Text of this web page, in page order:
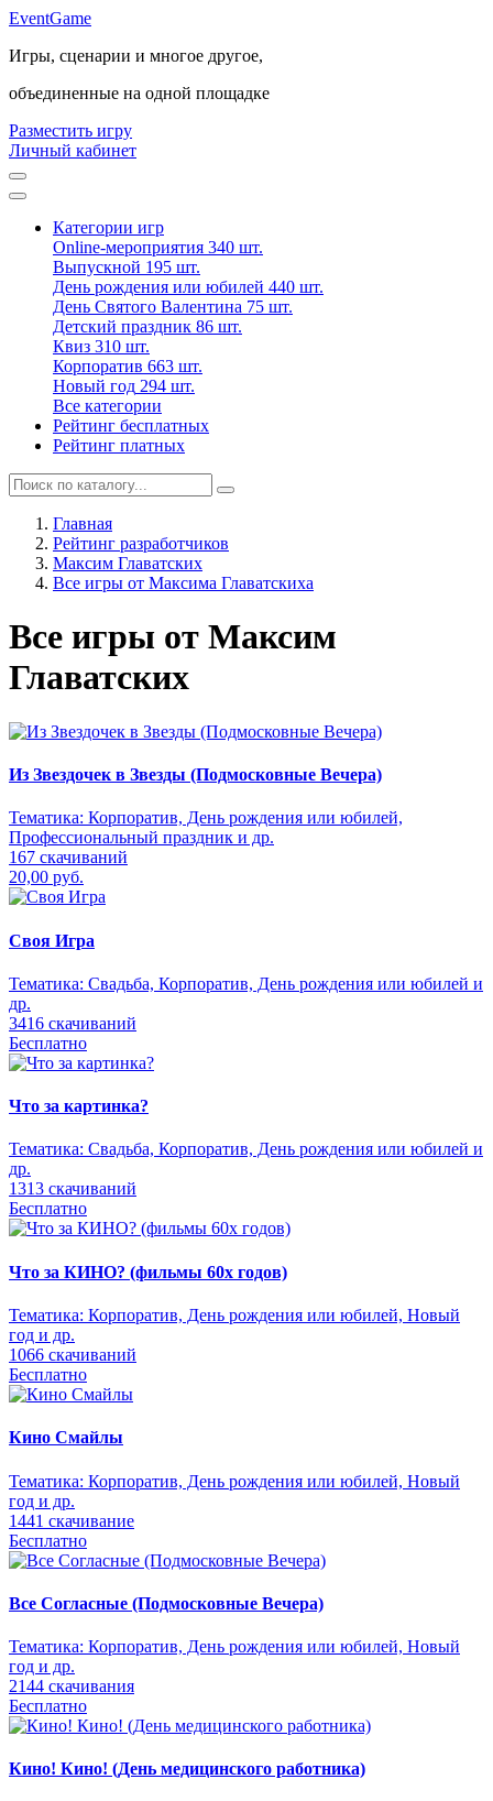
EventGame
Игры, сценарии и многое другое,
объединенные на одной площадке
Разместить игру
Личный кабинет
Категории игр
Online-мероприятия 340 шт.
Выпускной 195 шт.
День рождения или юбилей 440 шт.
День Святого Валентина 75 шт.
Детский праздник 86 шт.
Квиз 310 шт.
Корпоратив 663 шт.
Новый год 294 шт.
Все категории
Рейтинг бесплатных
Рейтинг платных
Главная
Рейтинг разработчиков
Максим Главатских
Все игры от Максима Главатскиха
Все игры от Максим
Главатских
Из Звездочек в Звезды (Подмосковные Вечера)
Тематика: Корпоратив, День рождения или юбилей,
Профессиональный праздник и др.
167 скачиваний
20,00 руб.
Своя Игра
Тематика: Свадьба, Корпоратив, День рождения или юбилей и
др.
3416 скачиваний
Бесплатно
Что за картинка?
Тематика: Свадьба, Корпоратив, День рождения или юбилей и
др.
1313 скачиваний
Бесплатно
Что за КИНО? (фильмы 60х годов)
Тематика: Корпоратив, День рождения или юбилей, Новый
год и др.
1066 скачиваний
Бесплатно
Кино Смайлы
Тематика: Корпоратив, День рождения или юбилей, Новый
год и др.
1441 скачивание
Бесплатно
Все Согласные (Подмосковные Вечера)
Тематика: Корпоратив, День рождения или юбилей, Новый
год и др.
2144 скачивания
Бесплатно
Кино! Кино! (День медицинского работника)